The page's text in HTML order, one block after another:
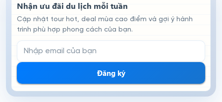
Nhận ưu đãi du lịch mỗi tuần
Cập nhật tour hot, deal mùa cao điểm và gợi ý hành
trình phù hợp phong cách của bạn.
Email đăng ký nhận tin
Đăng ký